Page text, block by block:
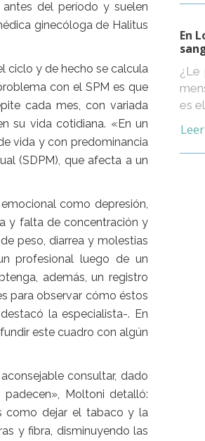
del período y suelen
ginecóloga de Halitus
ciclo y de hecho se calcula
con el SPM es que
cada mes, con variada
su vida cotidiana. «En un
vida y con predominancia
(SDPM), que afecta a un
como depresión,
y falta de concentración y
peso, diarrea y molestias
profesional luego de un
además, un registro
para observar cómo éstos
la especialista-. En
este cuadro con algún
consultar, dado
Moltoni detalló:
como dejar el tabaco y la
y fibra, disminuyendo las
En
¿Le
es